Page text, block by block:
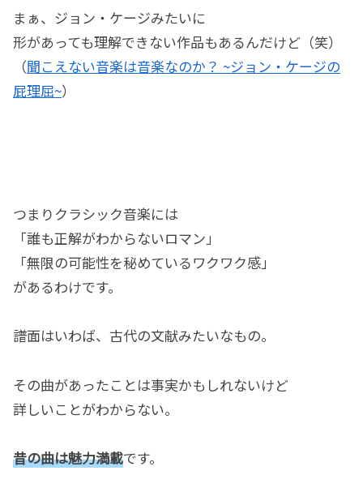
まぁ、ジョン・ケージみたいに
形があっても理解できない作品もあるんだけど（笑）
（聞こえない音楽は音楽なのか？ ~ジョン・ケージの
屁理屈~）
つまりクラシック音楽には
「誰も正解がわからないロマン」
「無限の可能性を秘めているワクワク感」
があるわけです。
譜面はいわば、古代の文献みたいなもの。
その曲があったことは事実かもしれないけど
詳しいことがわからない。
昔の曲は魅力満載です。